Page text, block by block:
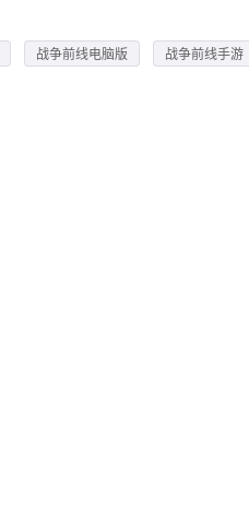
战争前线电脑版 战争前线手游